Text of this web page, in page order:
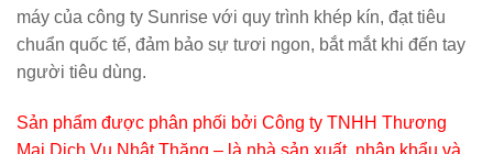
máy của công ty Sunrise với quy trình khép kín, đạt tiêu
chuẩn quốc tế, đảm bảo sự tươi ngon, bắt mắt khi đến tay
người tiêu dùng.
Sản phẩm được phân phối bởi Công ty TNHH Thương
Mại Dịch Vụ Nhật Thăng – là nhà sản xuất, nhập khẩu và